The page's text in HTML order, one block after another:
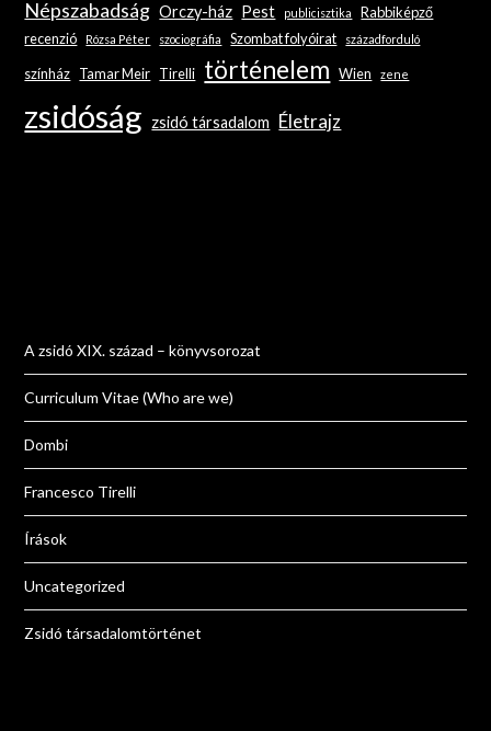
Népszabadság Orczy-ház Pest publicisztika
Rabbiképző
recenzió
Rózsa Péter szociográfia Szombat folyóirat századforduló
színház Tamar Meir Tirelli történelem Wien zene
zsidóság zsidó társadalom Életrajz
A zsidó XIX. század – könyvsorozat
Curriculum Vitae (Who are we)
Dombi
Francesco Tirelli
Írások
Uncategorized
Zsidó társadalomtörténet